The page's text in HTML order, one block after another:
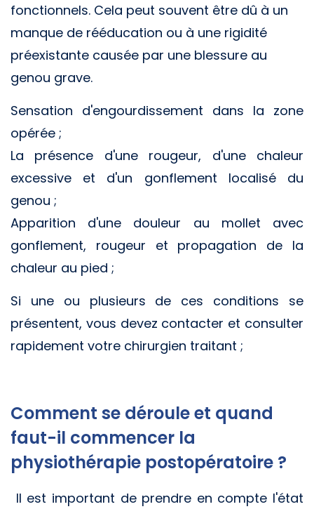
fonctionnels. Cela peut souvent être dû à un
manque de rééducation ou à une rigidité
préexistante causée par une blessure au
genou grave.
Sensation d'engourdissement dans la zone
opérée ;
La présence d'une rougeur, d'une chaleur
excessive et d'un gonflement localisé du
genou ;
Apparition d'une douleur au mollet avec
gonflement, rougeur et propagation de la
chaleur au pied ;
Si une ou plusieurs de ces conditions se
présentent, vous devez contacter et consulter
rapidement votre chirurgien traitant ;
Comment se déroule et quand
faut-il commencer la
physiothérapie postopératoire ?
Il est important de prendre en compte l'état